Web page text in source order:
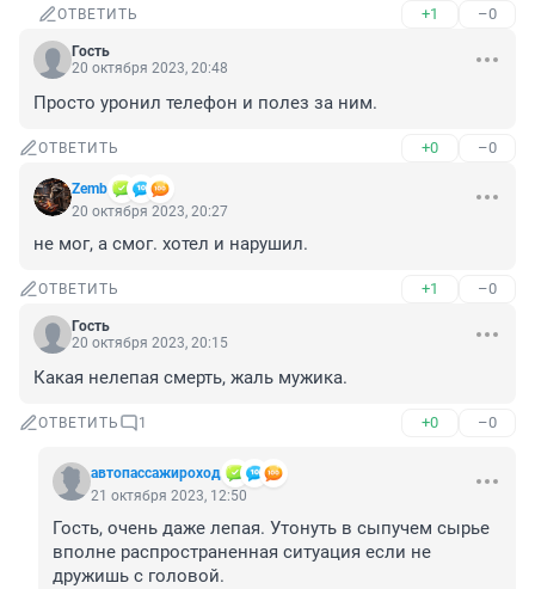
ОТВЕТИТЬ +1 –0
Гость
20 октября 2023, 20:48
Просто уронил телефон и полез за ним.
ОТВЕТИТЬ +0 –0
Zemb
20 октября 2023, 20:27
не мог, а смог. хотел и нарушил.
ОТВЕТИТЬ +1 –0
Гость
20 октября 2023, 20:15
Какая нелепая смерть, жаль мужика.
ОТВЕТИТЬ 1 +0 –0
автопассажироход
21 октября 2023, 12:50
Гость, очень даже лепая. Утонуть в сыпучем сырье
вполне распространенная ситуация если не
дружишь с головой.